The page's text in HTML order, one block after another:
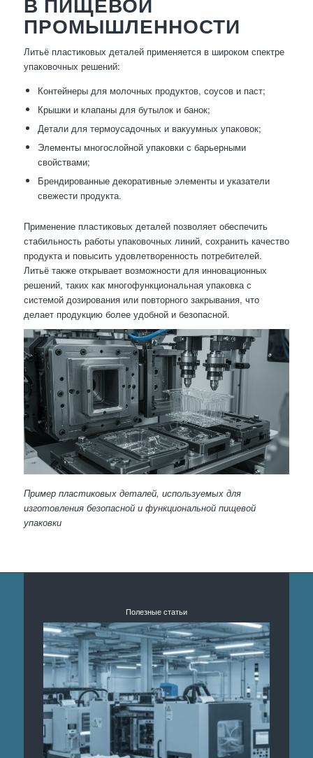
В ПИЩЕВОЙ
ПРОМЫШЛЕННОСТИ
Литьё пластиковых деталей применяется в широком спектре
упаковочных решений:
Контейнеры для молочных продуктов, соусов и паст;
Крышки и клапаны для бутылок и банок;
Детали для термоусадочных и вакуумных упаковок;
Элементы многослойной упаковки с барьерными
свойствами;
Брендированные декоративные элементы и указатели
свежести продукта.
Применение пластиковых деталей позволяет обеспечить
стабильность работы упаковочных линий, сохранить качество
продукта и повысить удовлетворенность потребителей.
Литьё также открывает возможности для инновационных
решений, таких как многофункциональная упаковка с
системой дозирования или повторного закрывания, что
делает продукцию более удобной и безопасной.
Пример пластиковых деталей, используемых для
изготовления безопасной и функциональной пищевой
упаковки
Полезные статьи